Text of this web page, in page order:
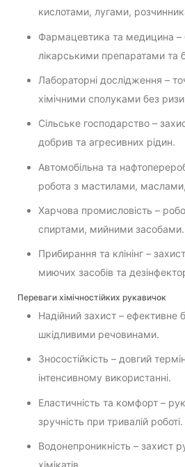
кислотами, лугами,
Фармацевтика та медицина –
лікарськими препаратами та
Лабораторні дослідження –
хімічними сполуками без
Сільське господарство –
добрив та агресивних рідин.
Автомобільна та
робота з мастилами,
Харчова промисловість –
спиртами, мийними засобами.
Прибирання та клінінг –
миючих засобів та
Переваги хімічностійких рукавичок
Надійний захист – ефективне
шкідливими речовинами.
Зносостійкість – довгий
інтенсивному використанні.
Еластичність та комфорт –
зручність при тривалій роботі.
Водонепроникність – захист